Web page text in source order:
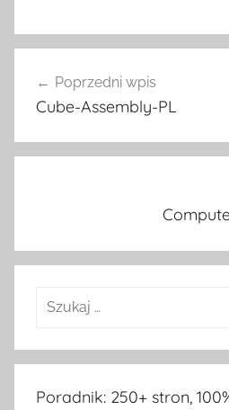
wpisu
Poprzedni wpis
Cube-Assembly-PL
Poradnik: 250+ stron,